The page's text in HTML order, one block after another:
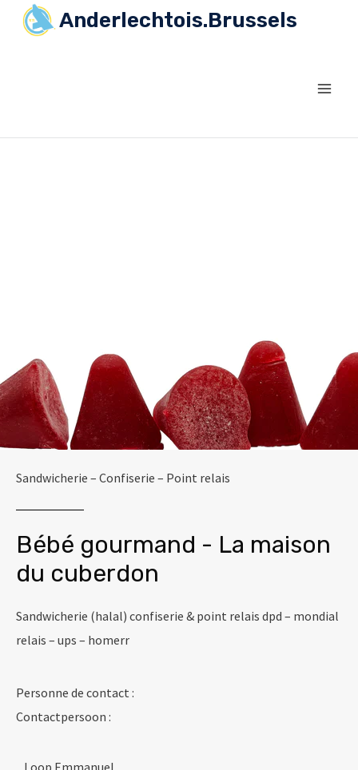
Anderlechtois.Brussels
Sandwicherie – Confiserie – Point relais
Bébé gourmand - La maison
du cuberdon
Sandwicherie (halal) confiserie & point relais dpd – mondial
relais – ups – homerr
Personne de contact :
Contactpersoon :
Loop Emmanuel